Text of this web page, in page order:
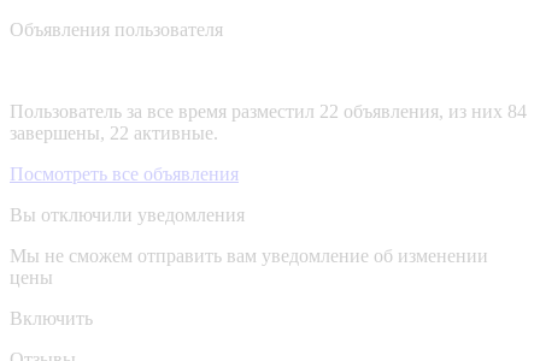
Объявления пользователя
Пользователь за все время разместил 22 объявления, из них 84
завершены, 22 активные.
Посмотреть все объявления
Вы отключили уведомления
Мы не сможем отправить вам уведомление об изменении
цены
Включить